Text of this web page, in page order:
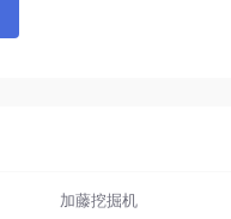
加藤挖掘机